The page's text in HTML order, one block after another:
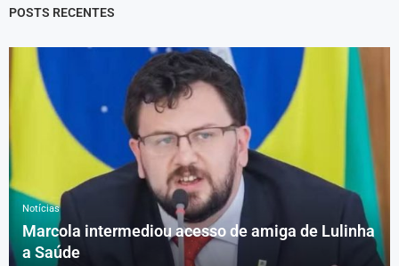
POSTS RECENTES
Notícias
Marcola intermediou acesso de amiga de Lulinha
a Saúde